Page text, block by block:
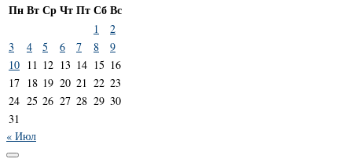
ПнВтСрЧтПтСбВс
1
2
3
4 5 6 7 8
9
10 11 12 13 14 15 16
17 18 19 20 21 22 23
24 25 26 27 28 29 30
31
« Июл